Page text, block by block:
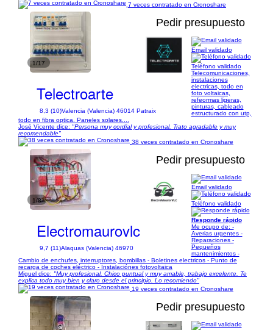
7 veces contratado en Cronoshare
1/17
Pedir presupuesto
Telectroarte
8,3 (10)Valencia (Valencia) 46014 Patraix
Email validado
Teléfono validado
Telecomunicaciones,
instalaciones
electricas, todo en
foto voltaicas,
refeormas ligeras,
pinturas, cableado
estructurado con utp,
todo en fibra optica. Paneles solares....
José Vicente dice: "Persona muy cordial y profesional. Trato agradable y muy
recomendable"
38 veces contratado en Cronoshare
1/8
Pedir presupuesto
Electromaurovlc
9,7 (11)Alaquas (Valencia) 46970
Email validado
Teléfono validado
Responde rápido
Me ocupo de: -
Averias urgentes -
Reparaciones -
Pequeños
mantenimientos -
Cambio de enchufes, interruptores, bombillas - Boletines electricos - Punto de
recarga de coches eléctrico - Instalaciónes fotovoltaica
Miguel dice: "Muy profesional. Chico puntual y muy amable, trabajo excelente. Te
explica todo muy bien y claro desde el principio. Lo recomiendo"
19 veces contratado en Cronoshare
Pedir presupuesto